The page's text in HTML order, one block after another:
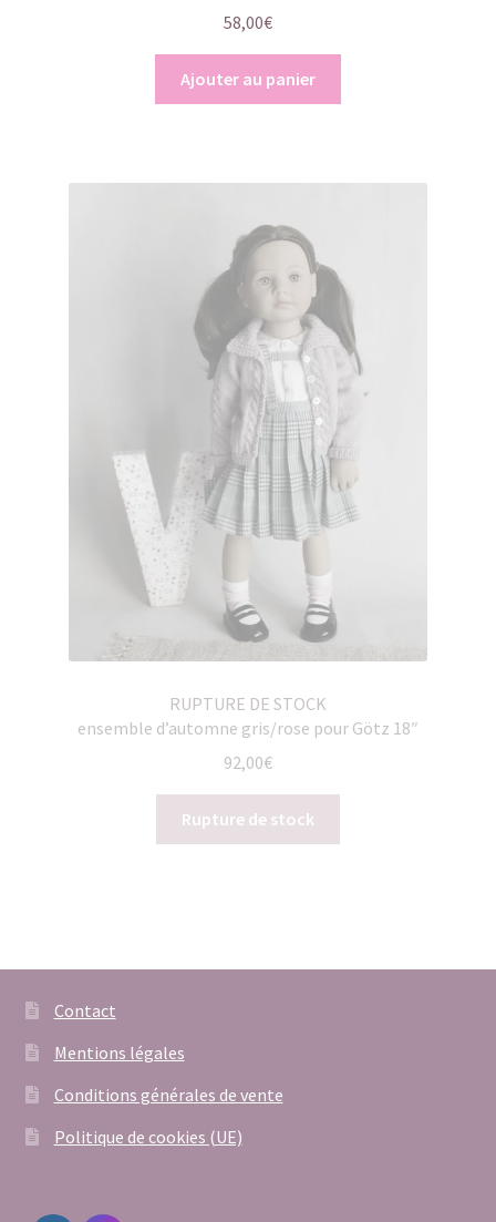
58,00€
Ajouter au panier
RUPTURE DE STOCK
ensemble d’automne gris/rose pour Götz 18″
92,00€
Rupture de stock
Contact
Mentions légales
Conditions générales de vente
Politique de cookies (UE)